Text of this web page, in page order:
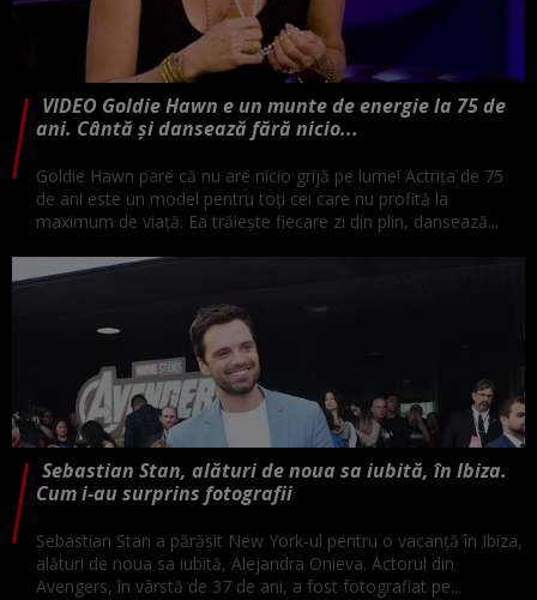
VIDEO Goldie Hawn e un munte de energie la 75 de
ani. Cântă și dansează fără nicio...
Goldie Hawn pare că nu are nicio grijă pe lume! Actrița de 75
de ani este un model pentru toți cei care nu profită la
maximum de viață. Ea trăiește fiecare zi din plin, dansează...
Sebastian Stan, alături de noua sa iubită, în Ibiza.
Cum i-au surprins fotografii
Sebastian Stan a părăsit New York-ul pentru o vacanță în Ibiza,
alături de noua sa iubită, Alejandra Onieva. Actorul din
Avengers, în vârstă de 37 de ani, a fost fotografiat pe...